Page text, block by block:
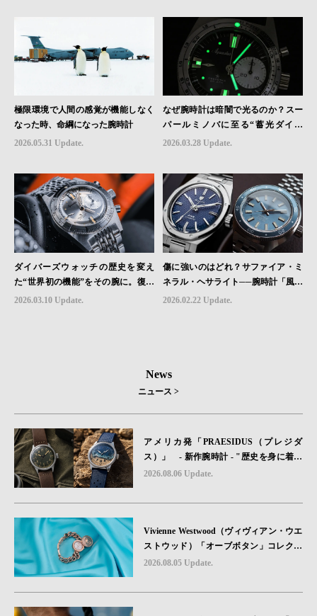
極限環境で人間の感覚が機能しなく
なった時、命綱になった腕時計
2026.05.31 Update.
なぜ腕時計は暗闇で光るのか？スー
パールミノバに至る“蓄光ダイヤ
ル”の進化と物語
2026.03.28 Update.
ダイバーズウォッチの歴史を変え
た“世界初の機能”をその腕に。復活
を遂げたAquastarの革新｜HMS Bra
2026.03.10 Update.
傷に強いのはどれ？サファイア・ミ
ネラル・ヘサライト──腕時計「風防
素材」の本当の違い
2026.02.22 Update.
News
ニュース >
アメリカ発「PRAESIDUS（プレジダ
ス）」 - 新作腕時計 - "歴史を身に着け
る“ -戦場を駆け抜けたWillys MBのボンネ
砂を文字盤に閉じ込めた「A-11」コレク
2026.08.06 Update.
Vivienne Westwood（ヴィヴィアン・ウエ
ストウッド）「オーブボタン」コレクシ
ョンに、⽇本限定カラーのローズゴール
2026.08.05 Update.